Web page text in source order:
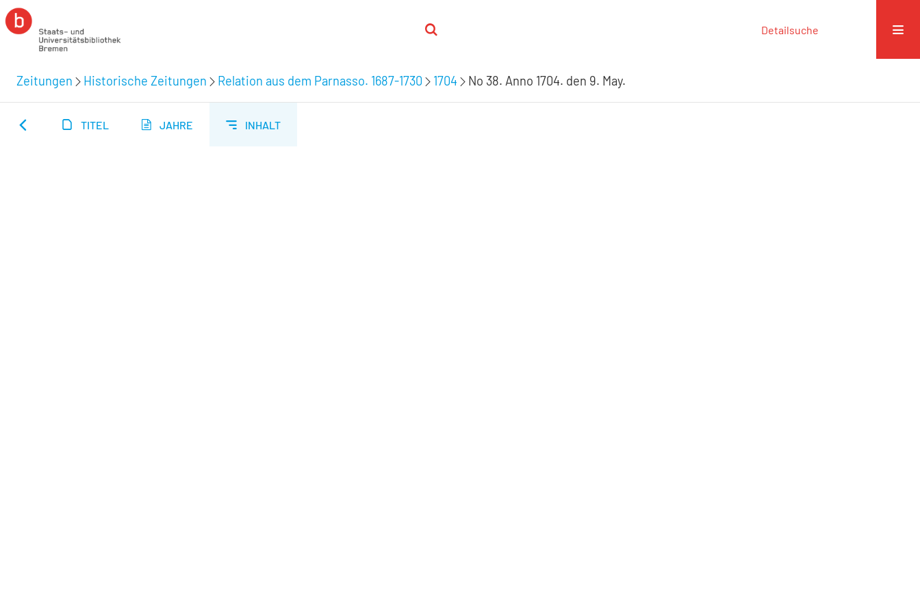
Detailsuche
Zeitungen Historische Zeitungen Relation aus dem Parnasso. 1687-1730 1704 No 38. Anno 1704. den 9. May.
TITEL JAHRE INHALT